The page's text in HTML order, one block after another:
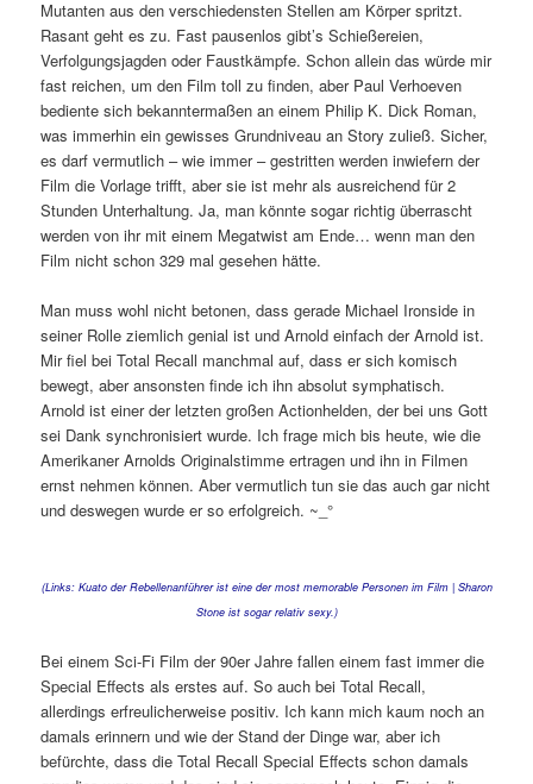
Mutanten aus den verschiedensten Stellen am Körper spritzt.
Rasant geht es zu. Fast pausenlos gibt’s Schießereien,
Verfolgungsjagden oder Faustkämpfe. Schon allein das würde mir
fast reichen, um den Film toll zu finden, aber Paul Verhoeven
bediente sich bekanntermaßen an einem Philip K. Dick Roman,
was immerhin ein gewisses Grundniveau an Story zuließ. Sicher,
es darf vermutlich – wie immer – gestritten werden inwiefern der
Film die Vorlage trifft, aber sie ist mehr als ausreichend für 2
Stunden Unterhaltung. Ja, man könnte sogar richtig überrascht
werden von ihr mit einem Megatwist am Ende… wenn man den
Film nicht schon 329 mal gesehen hätte.
Man muss wohl nicht betonen, dass gerade Michael Ironside in
seiner Rolle ziemlich genial ist und Arnold einfach der Arnold ist.
Mir fiel bei Total Recall manchmal auf, dass er sich komisch
bewegt, aber ansonsten finde ich ihn absolut symphatisch.
Arnold ist einer der letzten großen Actionhelden, der bei uns Gott
sei Dank synchronisiert wurde. Ich frage mich bis heute, wie die
Amerikaner Arnolds Originalstimme ertragen und ihn in Filmen
ernst nehmen können. Aber vermutlich tun sie das auch gar nicht
und deswegen wurde er so erfolgreich. ~_°
(Links: Kuato der Rebellenanführer ist eine der most memorable Personen im Film | Sharon
Stone ist sogar relativ sexy.)
Bei einem Sci-Fi Film der 90er Jahre fallen einem fast immer die
Special Effects als erstes auf. So auch bei Total Recall,
allerdings erfreulicherweise positiv. Ich kann mich kaum noch an
damals erinnern und wie der Stand der Dinge war, aber ich
befürchte, dass die Total Recall Special Effects schon damals